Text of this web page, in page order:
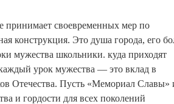
принимает своевременных мер по
конструкция. Это душа города, его
мужества школьники. куда приходят
урок мужества — это вклад в
Отечества. Пусть «Мемориал Славы»
и гордости для всех поколений